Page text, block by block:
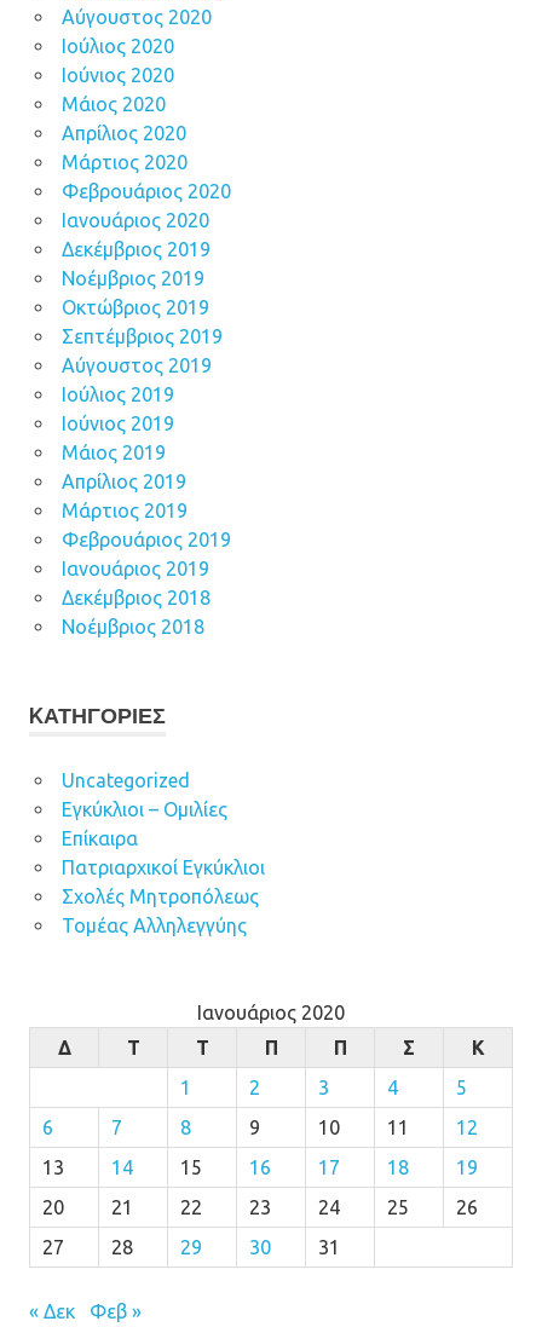
Αύγουστος 2020
Ιούλιος 2020
Ιούνιος 2020
Μάιος 2020
Απρίλιος 2020
Μάρτιος 2020
Φεβρουάριος 2020
Ιανουάριος 2020
Δεκέμβριος 2019
Νοέμβριος 2019
Οκτώβριος 2019
Σεπτέμβριος 2019
Αύγουστος 2019
Ιούλιος 2019
Ιούνιος 2019
Μάιος 2019
Απρίλιος 2019
Μάρτιος 2019
Φεβρουάριος 2019
Ιανουάριος 2019
Δεκέμβριος 2018
Νοέμβριος 2018
KΑΤΗΓΟΡΊΕΣ
Uncategorized
Εγκύκλιοι – Ομιλίες
Επίκαιρα
Πατριαρχικοί Εγκύκλιοι
Σχολές Μητροπόλεως
Τομέας Αλληλεγγύης
Ιανουάριος 2020
Δ
Τ Τ Π Π Σ
Κ
1
2 3 4
5
6
7 8 9 10 11
12
13
14 15 16 17 18
19
20
21 22 23 24 25
26
27
28 29 30 31
« Δεκ Φεβ »